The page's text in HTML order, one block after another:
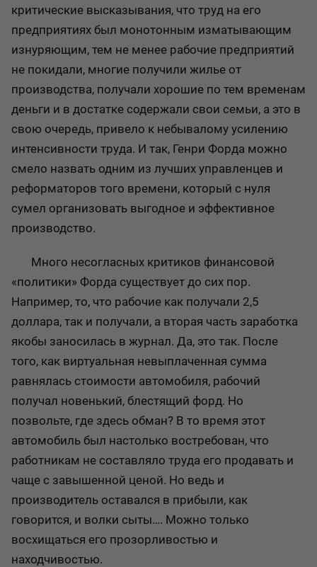
критические высказывания, что труд на его
предприятиях был монотонным изматывающим
изнуряющим, тем не менее рабочие предприятий
не покидали, многие получили жилье от
производства, получали хорошие по тем временам
деньги и в достатке содержали свои семьи, а это в
свою очередь, привело к небывалому усилению
интенсивности труда. И так, Генри Форда можно
смело назвать одним из лучших управленцев и
реформаторов того времени, который с нуля
сумел организовать выгодное и эффективное
производство.
Много несогласных критиков финансовой
«политики» Форда существует до сих пор.
Например, то, что рабочие как получали 2,5
доллара, так и получали, а вторая часть заработка
якобы заносилась в журнал. Да, это так. После
того, как виртуальная невыплаченная сумма
равнялась стоимости автомобиля, рабочий
получал новенький, блестящий форд. Но
позвольте, где здесь обман? В то время этот
автомобиль был настолько востребован, что
работникам не составляло труда его продавать и
чаще с завышенной ценой. Но ведь и
производитель оставался в прибыли, как
говорится, и волки сыты…. Можно только
восхищаться его прозорливостью и
находчивостью.